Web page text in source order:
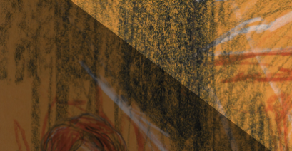
Ir
al
contenido